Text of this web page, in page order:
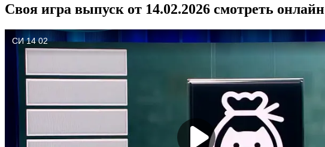
Своя игра выпуск от 14.02.2026 смотреть онлайн